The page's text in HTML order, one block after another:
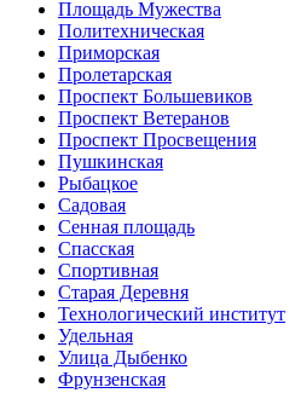
Площадь Мужества
Политехническая
Приморская
Пролетарская
Проспект Большевиков
Проспект Ветеранов
Проспект Просвещения
Пушкинская
Рыбацкое
Садовая
Сенная площадь
Спасская
Спортивная
Старая Деревня
Технологический институт
Удельная
Улица Дыбенко
Фрунзенская